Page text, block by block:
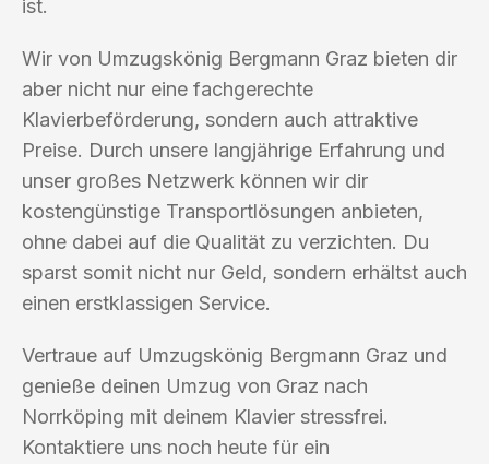
ist.
Wir von Umzugskönig Bergmann Graz bieten dir
aber nicht nur eine fachgerechte
Klavierbeförderung, sondern auch attraktive
Preise. Durch unsere langjährige Erfahrung und
unser großes Netzwerk können wir dir
kostengünstige Transportlösungen anbieten,
ohne dabei auf die Qualität zu verzichten. Du
sparst somit nicht nur Geld, sondern erhältst auch
einen erstklassigen Service.
Vertraue auf Umzugskönig Bergmann Graz und
genieße deinen Umzug von Graz nach
Norrköping mit deinem Klavier stressfrei.
Kontaktiere uns noch heute für ein